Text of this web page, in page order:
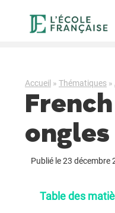
Accueil » Thématiques »
Publié le23 décembre
Table des